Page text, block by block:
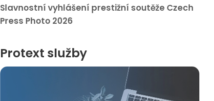
Slavnostní vyhlášení prestižní soutěže Czech
Press Photo 2026
Protext služby